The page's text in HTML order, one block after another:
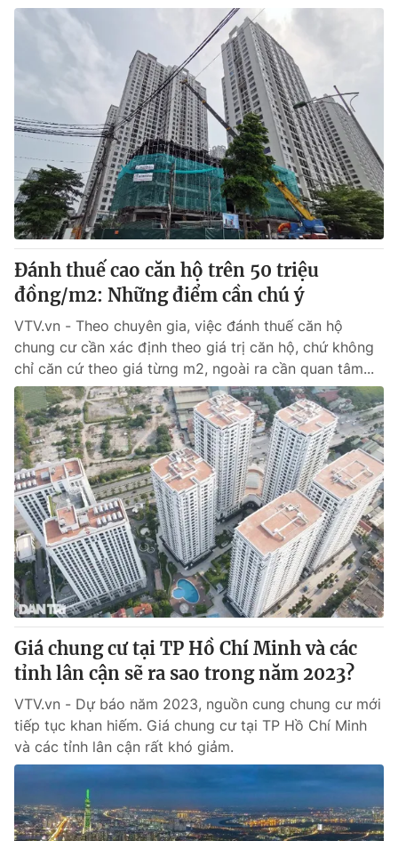
Shorts video
VTV Thể thao
VTV Sức khoẻ Bất động sản
Thị trường 24h Tấm lòng Việt
VTV4 Vươn mình bằng AI
VTV9 VTV8
Liên hệ tòa soạn English
THỜI BÁO VTV
Theo dõi báo trên
Cơ quan chủ quản:Đài Truyền hình Việt Nam
Cơ quan báo chí:Thời báo VTV
Giấy phép hoạt động báo in và báo điện tử số 483/GP-BTTTT
cấp ngày 29/12/2023
Tổng Biên tập:Vũ Thanh Thủy
Phó Tổng Biên tập: Nguyễn Thị Mỹ Hạnh, Phạm Quốc Thắng,
Nguyễn Trọng Ninh
024.38 355 931 - 024.38 355 932
Ðiện thoại Thời báo VTV:024.66 897 897
Email:toasoan@vtv.vn
Liên hệ quảng cáo:024-7300.7108
Đánh thuế cao căn hộ trên 50 triệu
đồng/m2: Những điểm cần chú ý
VTV.vn - Theo chuyên gia, việc đánh thuế căn hộ
chung cư cần xác định theo giá trị căn hộ, chứ không
chỉ căn cứ theo giá từng m2, ngoài ra cần quan tâm...
Giá chung cư tại TP Hồ Chí Minh và các
tỉnh lân cận sẽ ra sao trong năm 2023?
VTV.vn - Dự báo năm 2023, nguồn cung chung cư mới
tiếp tục khan hiếm. Giá chung cư tại TP Hồ Chí Minh
và các tỉnh lân cận rất khó giảm.